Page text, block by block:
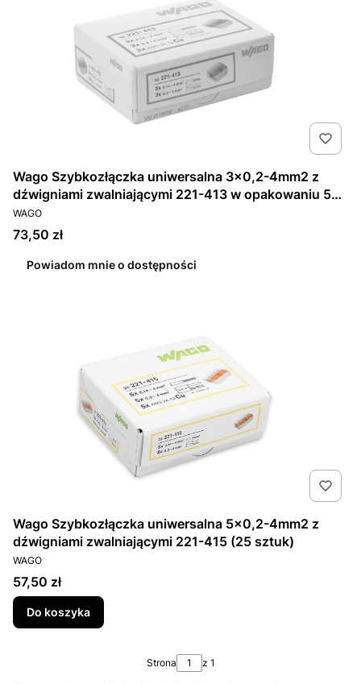
Wago Szybkozłączka uniwersalna 3x0,2-4mm2 z
dźwigniami zwalniającymi 221-413 w opakowaniu 50
sztuk.
PRODUCENT
WAGO
Cena
73,50 zł
Powiadom mnie o dostępności
Wago Szybkozłączka uniwersalna 5x0,2-4mm2 z
dźwigniami zwalniającymi 221-415 (25 sztuk)
PRODUCENT
WAGO
Cena
57,50 zł
Do koszyka
Strona z 1